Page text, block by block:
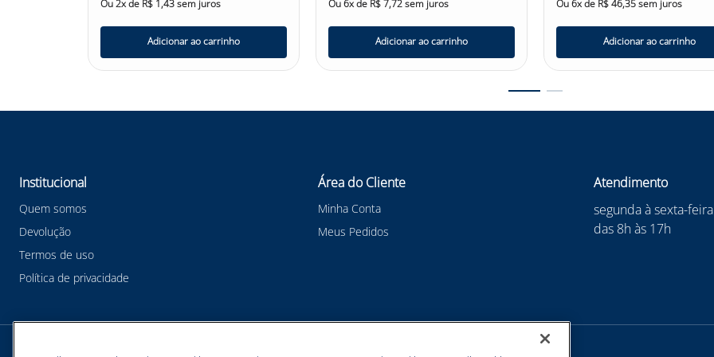
Ou2x de R$ 1,43sem juros
Adicionar ao carrinho
Ou6x de R$7,72sem juros
Adicionar ao carrinho
Ou6x de R$46,35sem juros
Adicionar ao carrinho
Institucional
Quem somos
Devolução
Termos de uso
Política de privacidade
Área do Cliente
Minha Conta
Meus Pedidos
Atendimento
segunda à sexta-feira
das 8h às 17h